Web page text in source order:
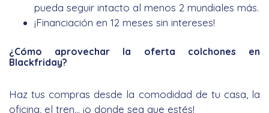
pueda seguir intacto al menos 2 mundiales más.
¡Financiación en 12 meses sin intereses!
¿Cómo aprovechar la oferta colchones en
Blackfriday?
Haz tus compras desde la comodidad de tu casa, la
oficina, el tren… ¡o donde sea que estés!